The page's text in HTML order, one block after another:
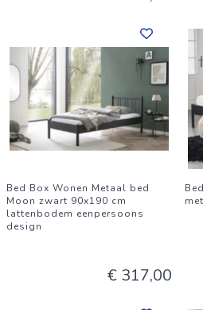
Bed Box Wonen Metaal bed
Moon zwart 90x190 cm
lattenbodem eenpersoons
design
€ 317,00